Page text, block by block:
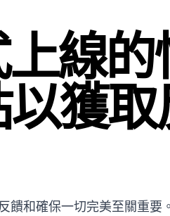
線
獲取
饋和確保一切完美至關重要